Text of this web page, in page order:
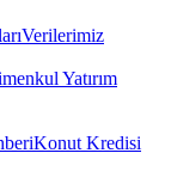
Verilerimiz
Yatırım
Konut Kredisi